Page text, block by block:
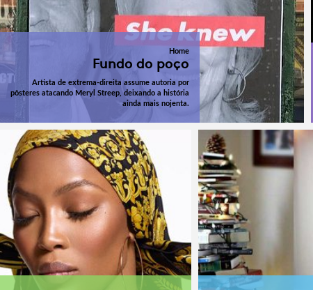
Home
Fundo do poço
Artista de extrema-direita assume autoria por
pôsteres atacando Meryl Streep, deixando a história
ainda mais nojenta.